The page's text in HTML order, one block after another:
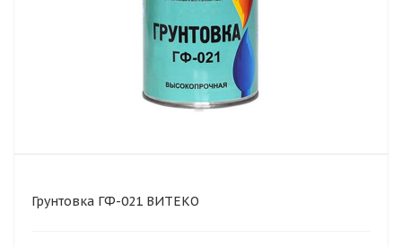
Грунтовка ГФ-021 ВИТЕКО